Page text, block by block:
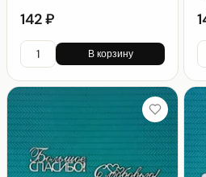
142 ₽
В корзину